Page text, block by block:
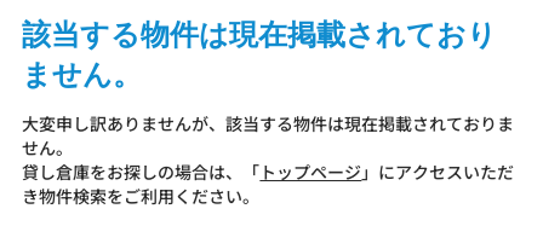
該当する物件は現在掲載されており
ません。
大変申し訳ありませんが、該当する物件は現在掲載されておりま
せん。
貸し倉庫をお探しの場合は、「 トップページ 」にアクセスいただ
き物件検索をご利用ください。